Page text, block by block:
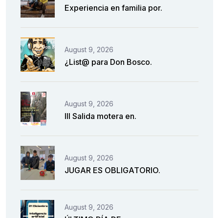
Experiencia en familia por.
August 9, 2026
¿List@ para Don Bosco.
August 9, 2026
III Salida motera en.
August 9, 2026
JUGAR ES OBLIGATORIO.
August 9, 2026